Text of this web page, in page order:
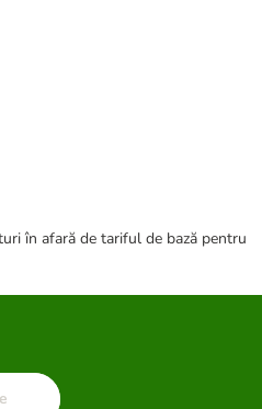
în afară de tariful de bază pentru